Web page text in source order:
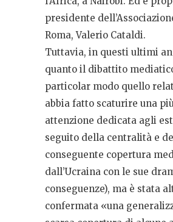
presidente
Roma, Valerio Cataldi.
Tuttavia, in questi ultimi
quanto il dibattito
particolar modo quello
abbia fatto scaturire una
attenzione dedicata agli
seguito della centralità e
conseguente copertura
dall’Ucraina con le sue
conseguenze), ma è stata
confermata «una